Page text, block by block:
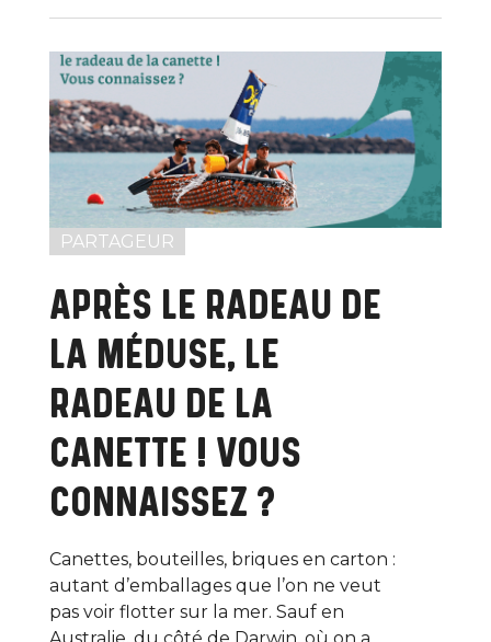
PARTAGEUR
APRÈS LE RADEAU DE
LA MÉDUSE, LE
RADEAU DE LA
CANETTE ! VOUS
CONNAISSEZ ?
Canettes, bouteilles, briques en carton :
autant d’emballages que l’on ne veut
pas voir flotter sur la mer. Sauf en